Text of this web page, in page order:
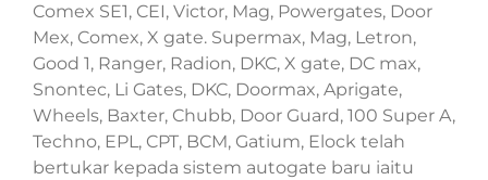
Comex SE1, CEI, Victor, Mag, Powergates, Door
Mex, Comex, X gate. Supermax, Mag, Letron,
Good 1, Ranger, Radion, DKC, X gate, DC max,
Snontec, Li Gates, DKC, Doormax, Aprigate,
Wheels, Baxter, Chubb, Door Guard, 100 Super A,
Techno, EPL, CPT, BCM, Gatium, Elock telah
bertukar kepada sistem autogate baru iaitu